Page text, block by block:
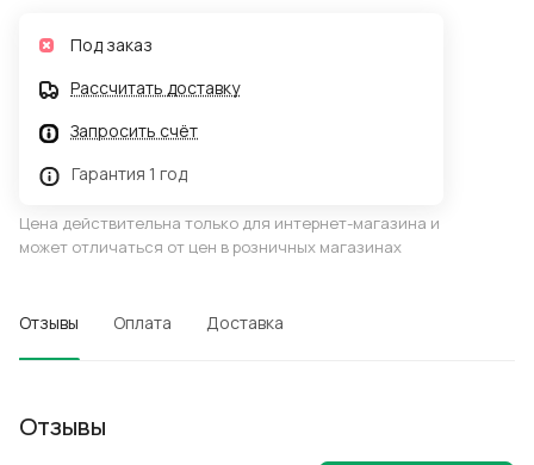
Под заказ
Рассчитать доставку
Запросить счёт
Гарантия 1 год
Цена действительна только для интернет-магазина и
может отличаться от цен в розничных магазинах
Отзывы Оплата Доставка
Отзывы